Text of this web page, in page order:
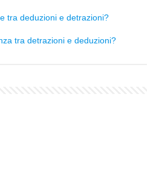
tra deduzioni e detrazioni?
tra detrazioni e deduzioni?